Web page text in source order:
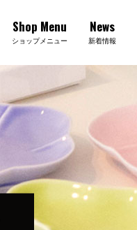
Shop Menu
ショップメニュー
News
新着情報